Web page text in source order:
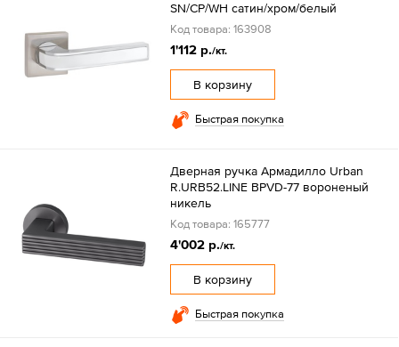
SN/CP/WH сатин/хром/белый
Код товара: 163908
1'112 р./кт.
В корзину
Быстрая покупка
Дверная ручка Армадилло Urban
R.URB52.LINE BPVD-77 вороненый
никель
Код товара: 165777
4'002 р./кт.
В корзину
Быстрая покупка